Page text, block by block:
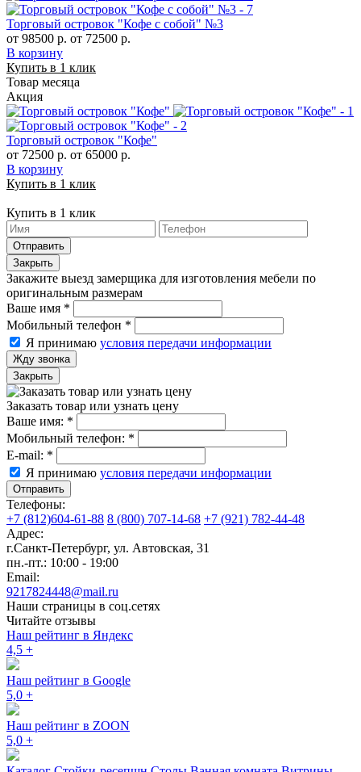
Торговый островок "Кофе с собой" №3
от 98500 р. от 72500 р.
В корзину
Купить в 1 клик
Товар месяца
Акция
Торговый островок "Кофе"
от 72500 р. от 65000 р.
В корзину
Купить в 1 клик
Купить в 1 клик
Отправить
Закрыть
Закажите выезд замерщика для изготовления мебели по
оригинальным размерам
Ваше имя *
Мобильный телефон *
Я принимаю условия передачи информации
Жду звонка
Закрыть
Заказать товар или узнать цену
Ваше имя: *
Мобильный телефон: *
E-mail: *
Я принимаю условия передачи информации
Отправить
Телефоны:
+7 (812)604-61-88 8 (800) 707-14-68 +7 (921) 782-44-48
Адрес:
г.Санкт-Петербург, ул. Автовская, 31
пн.-пт.: 10:00 - 19:00
Email:
9217824448@mail.ru
Наши страницы в соц.сетях
Читайте отзывы
Наш рейтинг в Яндекс
4,5 +
Наш рейтинг в Google
5,0 +
Наш рейтинг в ZOON
5,0 +